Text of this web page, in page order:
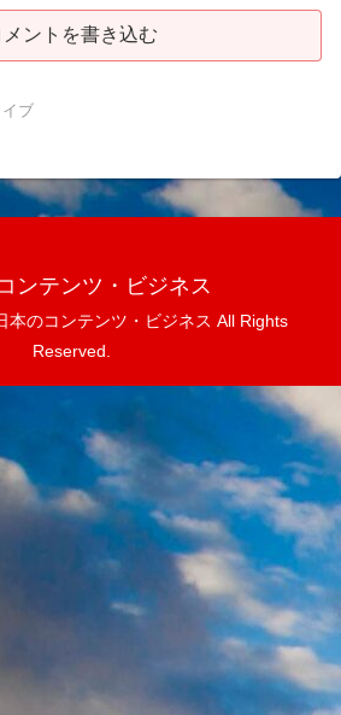
メントを書き込む
ブ
ンテンツ・ビジネス
のコンテンツ・ビジネス All Rights
Reserved.